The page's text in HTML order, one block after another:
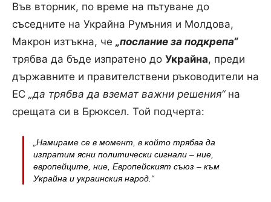
Във вторник, по време на пътуване до
съседните на Украйна Румъния и Молдова,
Макрон изтъкна, че „послание за подкрепа“
трябва да бъде изпратено до Украйна, преди
държавните и правителствени ръководители на
ЕС „да трябва да вземат важни решения“на
срещата си в Брюксел. Той подчерта:
„Намираме се в момент, в който трябва да
изпратим ясни политически сигнали – ние,
европейците, ние, Европейският съюз – към
Украйна и украинския народ.“